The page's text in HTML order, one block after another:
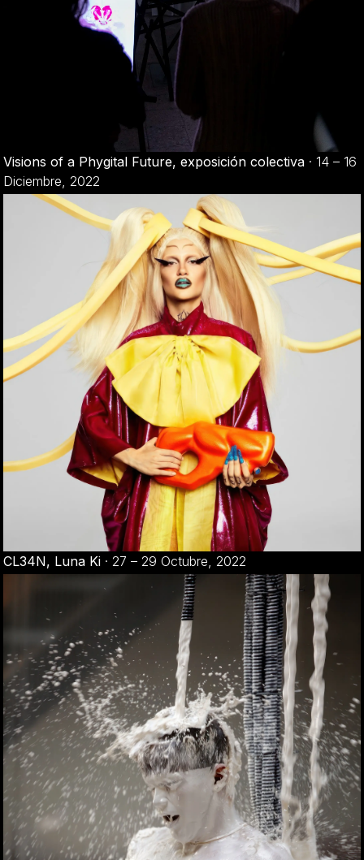
Visions of a Phygital Future, exposición colectiva · 14 – 16
Diciembre, 2022
CL34N, Luna Ki · 27 – 29 Octubre, 2022